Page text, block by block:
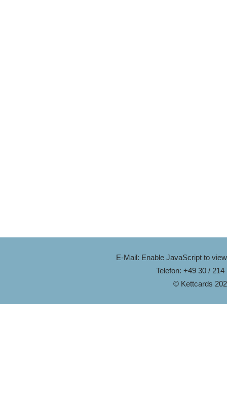
E-Mail: Enable JavaScript to
Telefon: +49 30 / 214
© Kettcards